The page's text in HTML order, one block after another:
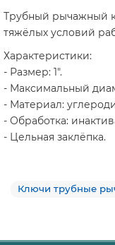
Трубный рычажный
тяжёлых условий
Характеристики:
- Размер: 1".
- Максимальный
- Материал:
- Обработка:
- Цельная заклёпка.
Ключи трубные